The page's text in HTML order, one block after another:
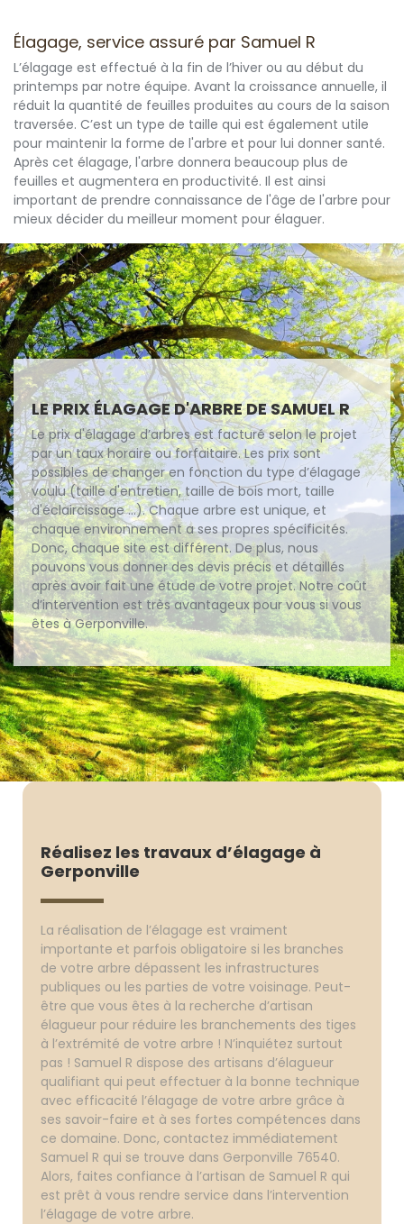
Élagage, service assuré par Samuel R
L’élagage est effectué à la fin de l’hiver ou au début du
printemps par notre équipe. Avant la croissance annuelle, il
réduit la quantité de feuilles produites au cours de la saison
traversée. C’est un type de taille qui est également utile
pour maintenir la forme de l'arbre et pour lui donner santé.
Après cet élagage, l'arbre donnera beaucoup plus de
feuilles et augmentera en productivité. Il est ainsi
important de prendre connaissance de l'âge de l'arbre pour
mieux décider du meilleur moment pour élaguer.
LE PRIX ÉLAGAGE D'ARBRE DE SAMUEL R
Le prix d'élagage d’arbres est facturé selon le projet
par un taux horaire ou forfaitaire. Les prix sont
possibles de changer en fonction du type d’élagage
voulu (taille d'entretien, taille de bois mort, taille
d'éclaircissage ...). Chaque arbre est unique, et
chaque environnement a ses propres spécificités.
Donc, chaque site est différent. De plus, nous
pouvons vous donner des devis précis et détaillés
après avoir fait une étude de votre projet. Notre coût
d’intervention est très avantageux pour vous si vous
êtes à Gerponville.
Réalisez les travaux d’élagage à
Gerponville
La réalisation de l’élagage est vraiment
importante et parfois obligatoire si les branches
de votre arbre dépassent les infrastructures
publiques ou les parties de votre voisinage. Peut-
être que vous êtes à la recherche d’artisan
élagueur pour réduire les branchements des tiges
à l’extrémité de votre arbre ! N’inquiétez surtout
pas ! Samuel R dispose des artisans d’élagueur
qualifiant qui peut effectuer à la bonne technique
avec efficacité l’élagage de votre arbre grâce à
ses savoir-faire et à ses fortes compétences dans
ce domaine. Donc, contactez immédiatement
Samuel R qui se trouve dans Gerponville 76540.
Alors, faites confiance à l’artisan de Samuel R qui
est prêt à vous rendre service dans l’intervention
l’élagage de votre arbre.